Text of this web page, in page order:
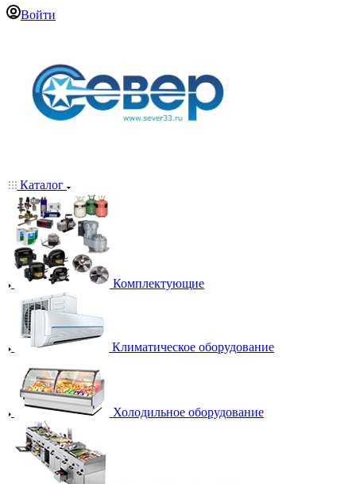
Войти
Каталог
Комплектующие
Климатическое оборудование
Холодильное оборудование